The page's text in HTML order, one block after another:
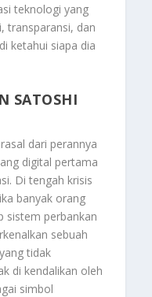
teknologi yang
transparansi, dan
ketahui siapa dia
SATOSHI
dari perannya
digital pertama
Di tengah krisis
banyak orang
sistem perbankan
sebuah
tidak
di kendalikan oleh
simbol